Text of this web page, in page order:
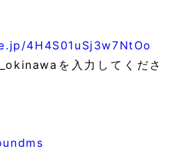
4H4S01uSj3w7NtOo
を入力してくださ